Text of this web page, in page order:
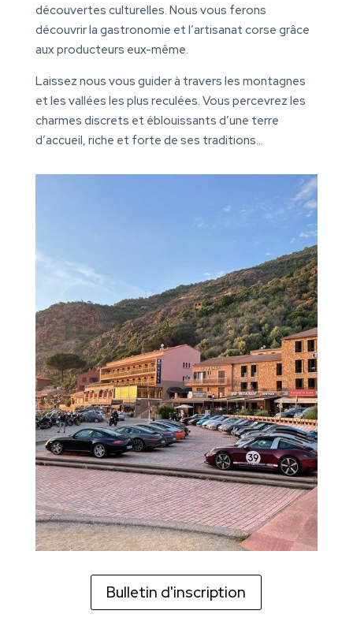
découvertes culturelles. Nous vous ferons
découvrir la gastronomie et l’artisanat corse grâce
aux producteurs eux-même.
Laissez nous vous guider à travers les montagnes
et les vallées les plus reculées. Vous percevrez les
charmes discrets et éblouissants d’une terre
d’accueil, riche et forte de ses traditions…
Bulletin d'inscription